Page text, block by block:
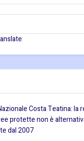
Costa Teatina: la
protette non è
dal 2007